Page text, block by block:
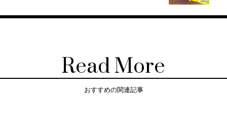
Read More
おすすめの関連記事